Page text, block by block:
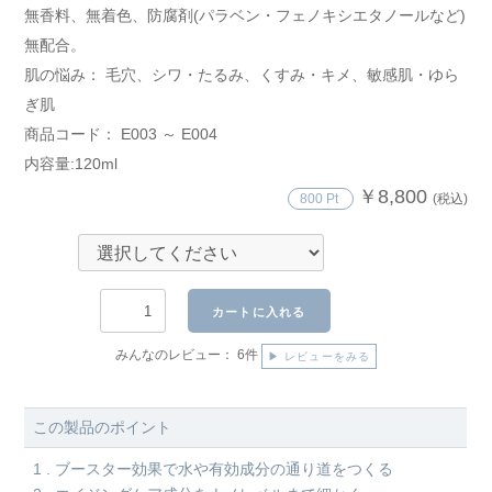
無香料、無着色、防腐剤(パラベン・フェノキシエタノールなど)
無配合。
肌の悩み： 毛穴、シワ・たるみ、くすみ・キメ、敏感肌・ゆら
ぎ肌
商品コード： E003 ～ E004
内容量:120ml
800 Pt ￥8,800 (税込)
カートに入れる
みんなのレビュー：6件 ▶ レビューをみる
この製品のポイント
1 . ブースター効果で水や有効成分の通り道をつくる